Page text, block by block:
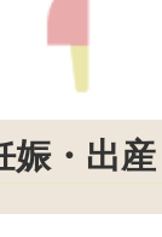
娠・出産